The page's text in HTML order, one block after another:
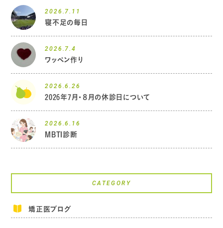
2026.7.11
寝不足の毎日
2026.7.4
ワッペン作り
2026.6.26
2026年7月・８月の休診日について
2026.6.16
MBTI診断
CATEGORY
矯正医ブログ